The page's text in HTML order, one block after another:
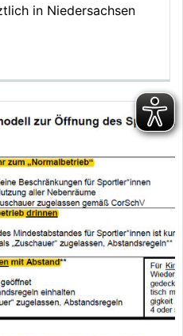
in Niedersachsen